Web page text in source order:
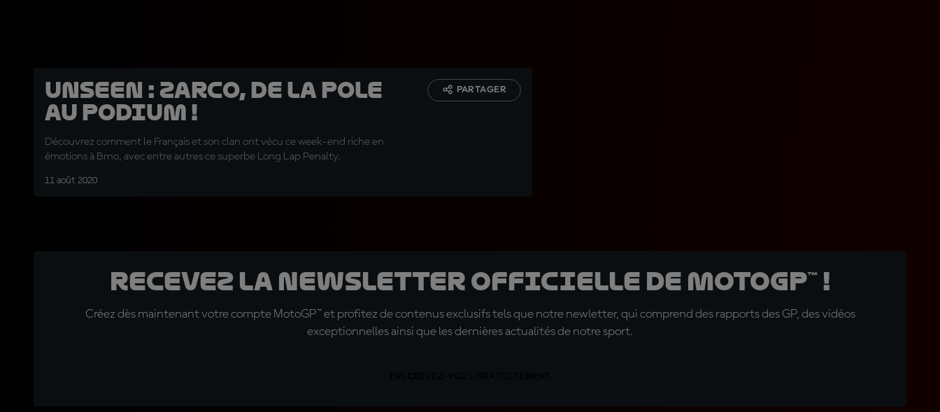
Unseen : Zarco, de la pole
au podium !
Découvrez comment le Français et son clan ont vécu ce week-end riche en
émotions à Brno, avec entre autres ce superbe Long Lap Penalty.
11 août 2020
PARTAGER
Recevez la Newsletter officielle de MotoGP™ !
Créez dès maintenant votre compte MotoGP™ et profitez de contenus exclusifs tels que notre newletter, qui comprend des rapports des GP, des vidéos
exceptionnelles ainsi que les dernières actualités de notre sport.